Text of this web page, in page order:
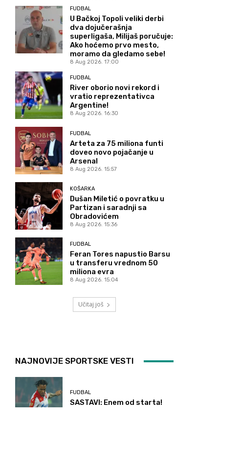
FUDBAL
U Bačkoj Topoli veliki derbi
dva dojučerašnja
superligaša, Milijaš poručuje:
Ako hoćemo prvo mesto,
moramo da gledamo sebe!
8 Aug 2026. 17:00
FUDBAL
River oborio novi rekord i
vratio reprezentativca
Argentine!
8 Aug 2026. 16:30
FUDBAL
Arteta za 75 miliona funti
doveo novo pojačanje u
Arsenal
8 Aug 2026. 15:57
KOŠARKA
Dušan Miletić o povratku u
Partizan i saradnji sa
Obradovićem
8 Aug 2026. 15:36
FUDBAL
Feran Tores napustio Barsu
u transferu vrednom 50
miliona evra
8 Aug 2026. 15:04
Učitaj još